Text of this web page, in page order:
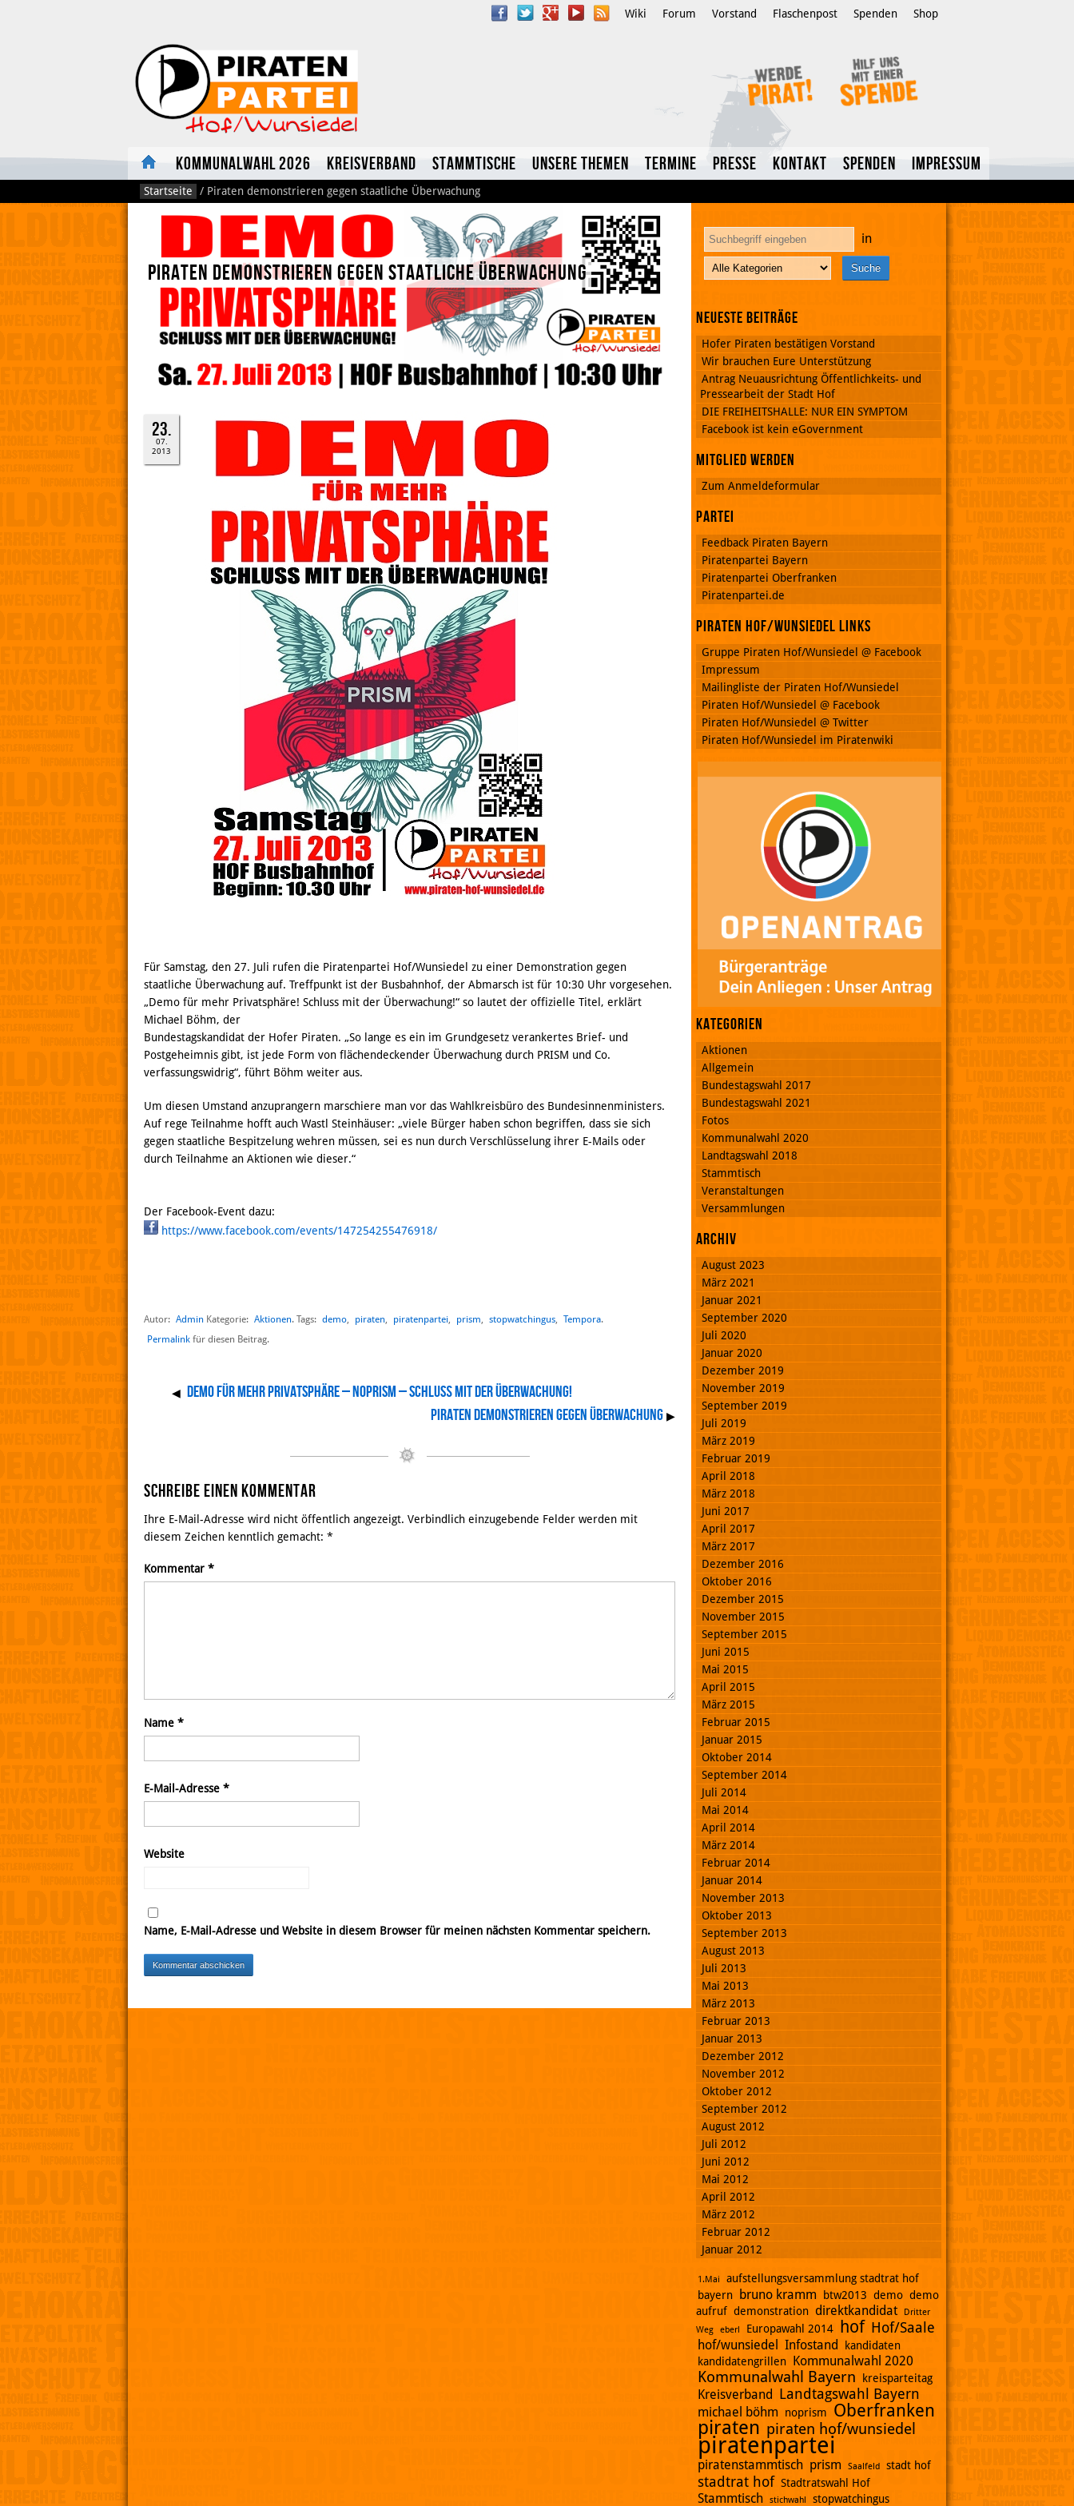
Facebook
Twitter
Plus
YouTube
Wiki Forum Vorstand Flaschenpost Spenden Shop
Kommunalwahl 2026 Kreisverband Stammtische Unsere Themen Termine Presse Kontakt Spenden Impressum
Startseite / Piraten demonstrieren gegen staatliche Überwachung
Piraten demonstrieren gegen staatliche Überwachung
23.
07.
2013
Für Samstag, den 27. Juli rufen die Piratenpartei Hof/Wunsiedel zu einer Demonstration gegen
staatliche Überwachung auf. Treffpunkt ist der Busbahnhof, der Abmarsch ist für 10:30 Uhr vorgesehen.
„Demo für mehr Privatsphäre! Schluss mit der Überwachung!“ so lautet der offizielle Titel, erklärt
Michael Böhm, der
Bundestagskandidat der Hofer Piraten. „So lange es ein im Grundgesetz verankertes Brief- und
Postgeheimnis gibt, ist jede Form von flächendeckender Überwachung durch PRISM und Co.
verfassungswidrig“, führt Böhm weiter aus.
Um diesen Umstand anzuprangern marschiere man vor das Wahlkreisbüro des Bundesinnenministers.
Auf rege Teilnahme hofft auch Wastl Steinhäuser: „viele Bürger haben schon begriffen, dass sie sich
gegen staatliche Bespitzelung wehren müssen, sei es nun durch Verschlüsselung ihrer E-Mails oder
durch Teilnahme an Aktionen wie dieser.“
Der Facebook-Event dazu:
https://www.facebook.com/events/147254255476918/
Autor: Admin Kategorie: Aktionen. Tags: demo, piraten, piratenpartei, prism, stopwatchingus, Tempora.
Permalink für diesen Beitrag.
◀ Demo für mehr Privatsphäre – NoPrism – Schluß mit der Überwachung!
Piraten demonstrieren gegen Überwachung ▶
Schreibe einen Kommentar
Ihre E-Mail-Adresse wird nicht öffentlich angezeigt. Verbindlich einzugebende Felder werden mit
diesem Zeichen kenntlich gemacht: *
Kommentar *
Name *
E-Mail-Adresse *
Website
Name, E-Mail-Adresse und Website in diesem Browser für meinen nächsten Kommentar speichern.
in
Neueste Beiträge
Hofer Piraten bestätigen Vorstand
Wir brauchen Eure Unterstützung
Antrag Neuausrichtung Öffentlichkeits- und
Pressearbeit der Stadt Hof
DIE FREIHEITSHALLE: NUR EIN SYMPTOM
Facebook ist kein eGovernment
Mitglied werden
Zum Anmeldeformular
Partei
Feedback Piraten Bayern
Piratenpartei Bayern
Piratenpartei Oberfranken
Piratenpartei.de
Piraten Hof/Wunsiedel Links
Gruppe Piraten Hof/Wunsiedel @ Facebook
Impressum
Mailingliste der Piraten Hof/Wunsiedel
Piraten Hof/Wunsiedel @ Facebook
Piraten Hof/Wunsiedel @ Twitter
Piraten Hof/Wunsiedel im Piratenwiki
Kategorien
Aktionen
Allgemein
Bundestagswahl 2017
Bundestagswahl 2021
Fotos
Kommunalwahl 2020
Landtagswahl 2018
Stammtisch
Veranstaltungen
Versammlungen
Archiv
August 2023
März 2021
Januar 2021
September 2020
Juli 2020
Januar 2020
Dezember 2019
November 2019
September 2019
Juli 2019
März 2019
Februar 2019
April 2018
März 2018
Juni 2017
April 2017
März 2017
Dezember 2016
Oktober 2016
Dezember 2015
November 2015
September 2015
Juni 2015
Mai 2015
April 2015
März 2015
Februar 2015
Januar 2015
Oktober 2014
September 2014
Juli 2014
Mai 2014
April 2014
März 2014
Februar 2014
Januar 2014
November 2013
Oktober 2013
September 2013
August 2013
Juli 2013
Mai 2013
März 2013
Februar 2013
Januar 2013
Dezember 2012
November 2012
Oktober 2012
September 2012
August 2012
Juli 2012
Juni 2012
Mai 2012
April 2012
März 2012
Februar 2012
Januar 2012
1.Mai
aufstellungsversammlung stadtrat hof
bayern
bruno kramm btw2013 demo demo
aufruf demonstration direktkandidat
Dritter
Weg
eberl Europawahl 2014 hof Hof/Saale
hof/wunsiedel Infostand
kandidaten
kandidatengrillen Kommunalwahl 2020
Kommunalwahl Bayern kreisparteitag
Kreisverband Landtagswahl Bayern
michael böhm noprism Oberfranken
piraten piraten hof/wunsiedel
piratenpartei
piratenstammtisch prism Saalfeld stadt hof
stadtrat hof Stadtratswahl Hof
Stammtisch stichwahl stopwatchingus